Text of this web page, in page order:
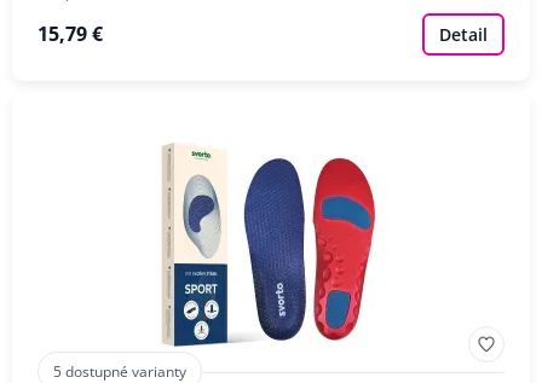
15,79 € Detail
5 dostupné varianty